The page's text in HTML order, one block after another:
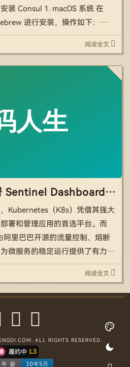
装 Consul 1. macOS 系统 在
进行安装，操作如下：
装 Ho […]
阅读全文
记录一次K8s 部署 Sentinel Dashboard 无法通过 Metric 抓取数据问题
Kubernetes（K8s）凭借其强大
署和管理应用的首选平台。而
里巴巴开源的流量控制、熔断
微服务的稳定运行提供了有力保
一步增强了服务间的通信管理和
阅读全文
ALL RIGHTS RESERVED.